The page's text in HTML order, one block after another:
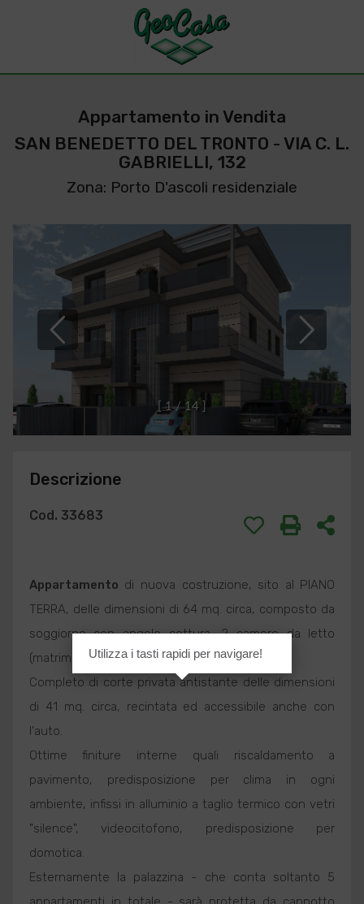
Appartamento in Vendita
SAN BENEDETTO DEL TRONTO - VIA C. L.
GABRIELLI, 132
Zona: Porto D'ascoli residenziale
1 / 14
Descrizione
Cod. 33683
Appartamento di nuova costruzione, sito al PIANO
TERRA, delle dimensioni di 64 mq. circa, composto da
soggiorno con angolo cottura, 2 camere da letto
(matrimoniale e singola) e bagno.
Completo di corte privata antistante delle dimensioni
di 41 mq. circa, recintata ed accessibile anche con
l'auto.
Ottime finiture interne quali riscaldamento a
pavimento, predisposizione per clima in ogni
ambiente, infissi in alluminio a taglio termico con vetri
"silence", videocitofono, predisposizione per
domotica.
Esternamente la palazzina - che conta soltanto 5
Utilizza i tasti rapidi per navigare!